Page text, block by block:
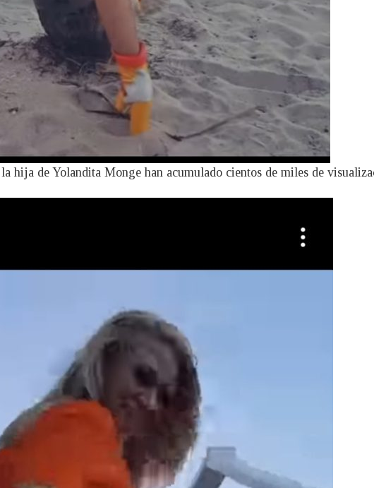
hija de Yolandita Monge han acumulado cientos de miles de